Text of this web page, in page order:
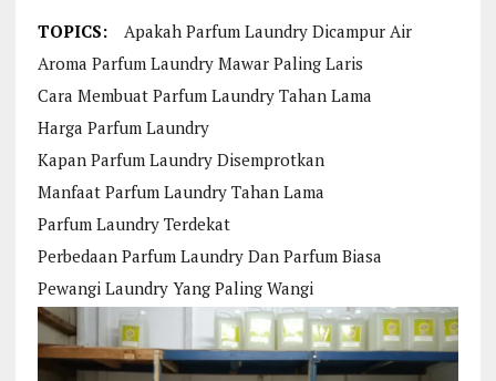
TOPICS:
Apakah Parfum Laundry Dicampur Air
Aroma Parfum Laundry Mawar Paling Laris
Cara Membuat Parfum Laundry Tahan Lama
Harga Parfum Laundry
Kapan Parfum Laundry Disemprotkan
Manfaat Parfum Laundry Tahan Lama
Parfum Laundry Terdekat
Perbedaan Parfum Laundry Dan Parfum Biasa
Pewangi Laundry Yang Paling Wangi